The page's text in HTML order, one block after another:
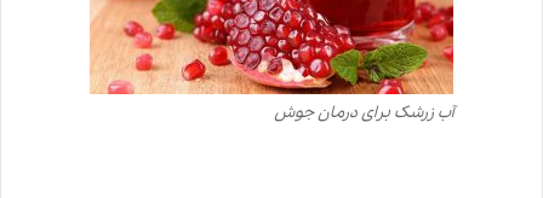
آب زرشک برای درمان جوش